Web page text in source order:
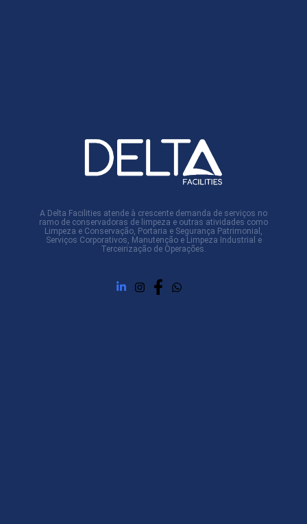
A Delta Facilities atende à crescente demanda de serviços no
ramo de conservadoras de limpeza e outras atividades como
Limpeza e Conservação, Portaria e Segurança Patrimonial,
Serviços Corporativos, Manutenção e Limpeza Industrial e
Terceirização de Operações.